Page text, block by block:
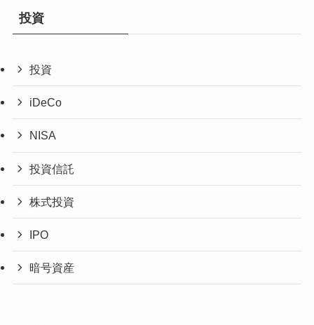
投資
投資
iDeCo
NISA
投資信託
株式投資
IPO
暗号資産